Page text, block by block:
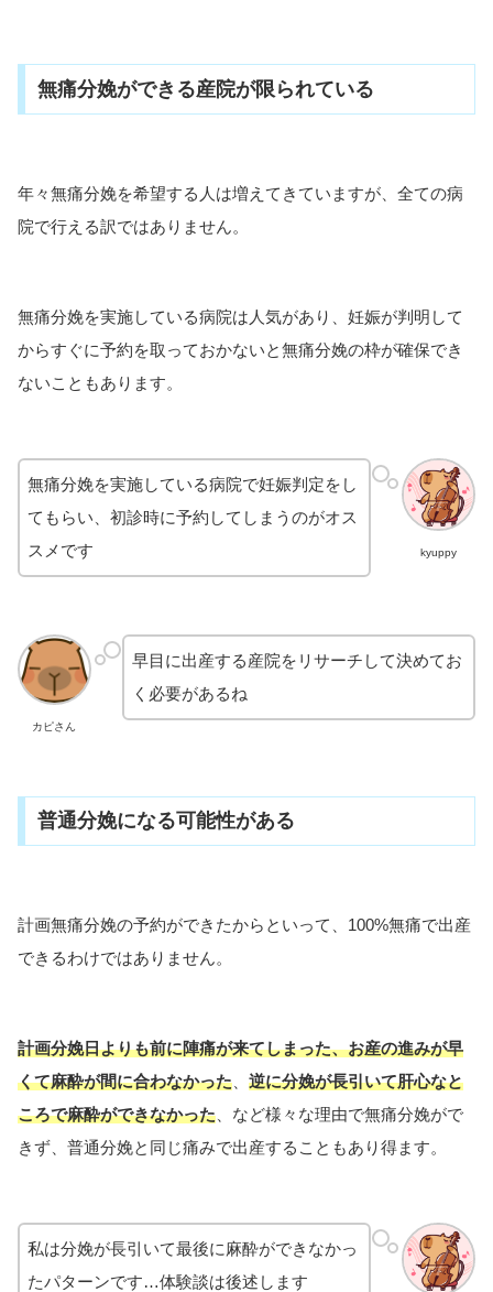
無痛分娩ができる産院が限られている
年々無痛分娩を希望する人は増えてきていますが、全ての病
院で行える訳ではありません。
無痛分娩を実施している病院は人気があり、妊娠が判明して
からすぐに予約を取っておかないと無痛分娩の枠が確保でき
ないこともあります。
kyuppy
無痛分娩を実施している病院で妊娠判定をし
てもらい、初診時に予約してしまうのがオス
スメです
カピさん
早目に出産する産院をリサーチして決めてお
く必要があるね
普通分娩になる可能性がある
計画無痛分娩の予約ができたからといって、100%無痛で出産
できるわけではありません。
計画分娩日よりも前に陣痛が来てしまった、お産の進みが早
くて麻酔が間に合わなかった、 逆に分娩が長引いて肝心なと
ころで麻酔ができなかった、など様々な理由で無痛分娩がで
きず、普通分娩と同じ痛みで出産することもあり得ます。
私は分娩が長引いて最後に麻酔ができなかっ
たパターンです…体験談は後述します